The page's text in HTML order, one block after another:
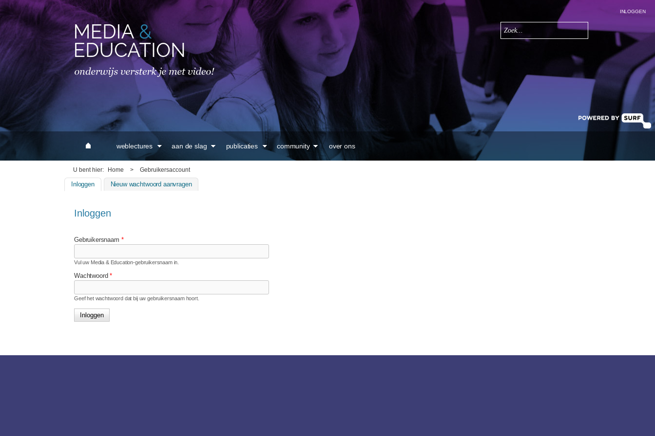
Overslaan en naar de
inhoud gaan
weblectures aan de slag publicaties community over ons
Zoekveld
Zoeken
INLOGGEN
U bent hier Home > Gebruikersaccount
Inloggen(actieve tabblad)
Nieuw wachtwoord aanvragen
Inloggen
Gebruikersnaam *
Vul uw Media & Education-gebruikersnaam in.
Wachtwoord*
Geef het wachtwoord dat bij uw gebruikersnaam hoort.